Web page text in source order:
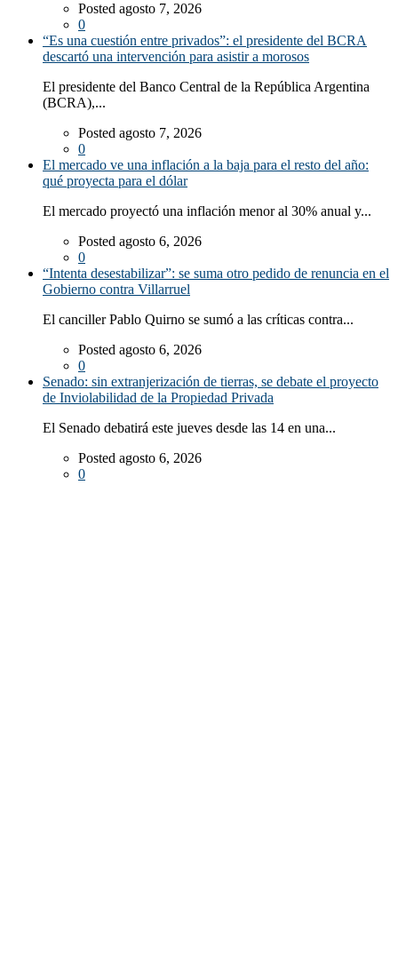
Posted agosto 7, 2026
0
“Es una cuestión entre privados”: el presidente del BCRA
descartó una intervención para asistir a morosos
El presidente del Banco Central de la República Argentina
(BCRA),...
Posted agosto 7, 2026
0
El mercado ve una inflación a la baja para el resto del año:
qué proyecta para el dólar
El mercado proyectó una inflación menor al 30% anual y...
Posted agosto 6, 2026
0
“Intenta desestabilizar”: se suma otro pedido de renuncia en el
Gobierno contra Villarruel
El canciller Pablo Quirno se sumó a las críticas contra...
Posted agosto 6, 2026
0
Senado: sin extranjerización de tierras, se debate el proyecto
de Inviolabilidad de la Propiedad Privada
El Senado debatirá este jueves desde las 14 en una...
Posted agosto 6, 2026
0